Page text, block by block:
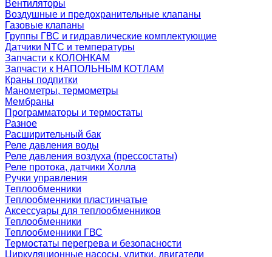
Вентиляторы
Воздушные и предохранительные клапаны
Газовые клапаны
Группы ГВС и гидравлические комплектующие
Датчики NTC и температуры
Запчасти к КОЛОНКАМ
Запчасти к НАПОЛЬНЫМ КОТЛАМ
Краны подпитки
Манометры, термометры
Мембраны
Программаторы и термостаты
Разное
Расширительный бак
Реле давления воды
Реле давления воздуха (прессостаты)
Реле протока, датчики Холла
Ручки управления
Теплообменники
Теплообменники пластинчатые
Аксессуары для теплообменников
Теплообменники
Теплообменники ГВС
Термостаты перегрева и безопасности
Циркуляционные насосы, улитки, двигатели